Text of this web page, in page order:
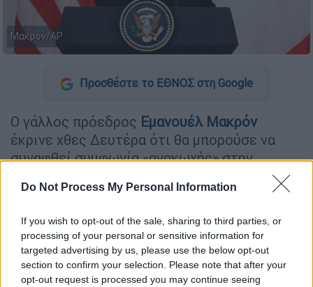
Do Not Process My Personal Information
If you wish to opt-out of the sale, sharing to third parties, or
processing of your personal or sensitive information for
targeted advertising by us, please use the below opt-out
section to confirm your selection. Please note that after your
opt-out request is processed you may continue seeing
Μακρόν/ΑP
Προσθέστε το ΕΘΝΟΣ στη Google
Ο γάλλος πρόεδρος Εμανουέλ Μακρόν
έκρινε χθες Δευτέρα ότι θα μπορούσε να
συναφθεί συμφωνία «ανακωχής» στην
εβδομάδων», ακριβώς τρία χρόνια μετά το
εισέβαλαν οι ρωσικές ένοπλες δυνάμεις.
ΔΙΑΒΑΣΤΕ ΕΠΙΣΗΣ